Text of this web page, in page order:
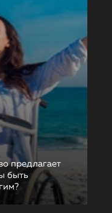
предлагает
быть